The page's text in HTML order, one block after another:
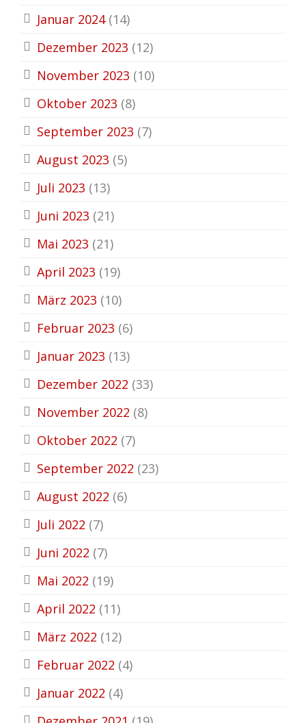
Januar 2024(14)
Dezember 2023 (12)
November 2023 (10)
Oktober 2023 (8)
September 2023 (7)
August 2023 (5)
Juli 2023 (13)
Juni 2023 (21)
Mai 2023 (21)
April 2023 (19)
März 2023 (10)
Februar 2023 (6)
Januar 2023 (13)
Dezember 2022 (33)
November 2022 (8)
Oktober 2022 (7)
September 2022 (23)
August 2022 (6)
Juli 2022 (7)
Juni 2022 (7)
Mai 2022 (19)
April 2022 (11)
März 2022 (12)
Februar 2022 (4)
Januar 2022 (4)